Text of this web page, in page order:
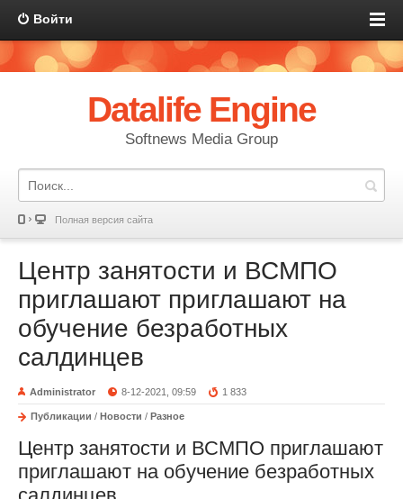
Войти
Datalife Engine
Softnews Media Group
Полная версия сайта
Центр занятости и ВСМПО
приглашают приглашают на
обучение безработных
салдинцев
Administrator 8-12-2021, 09:59 1 833
Публикации / Новости / Разное
Центр занятости и ВСМПО приглашают
приглашают на обучение безработных